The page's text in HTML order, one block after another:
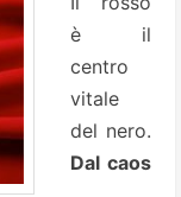
è il
centro
vitale
del nero.
Dal caos